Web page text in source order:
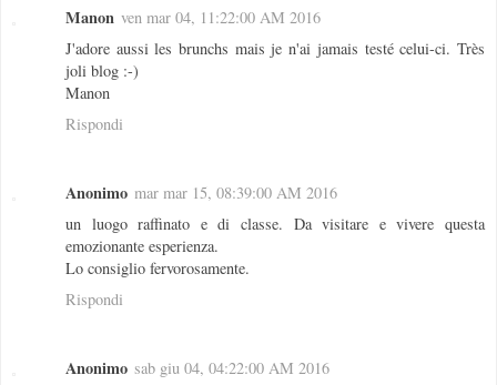
Manon ven mar 04, 11:22:00 AM 2016
J'adore aussi les brunchs mais je n'ai jamais testé celui-ci. Très
joli blog :-)
Manon
Rispondi
Anonimo mar mar 15, 08:39:00 AM 2016
un luogo raffinato e di classe. Da visitare e vivere questa
emozionante esperienza.
Lo consiglio fervorosamente.
Rispondi
Anonimo sab giu 04, 04:22:00 AM 2016